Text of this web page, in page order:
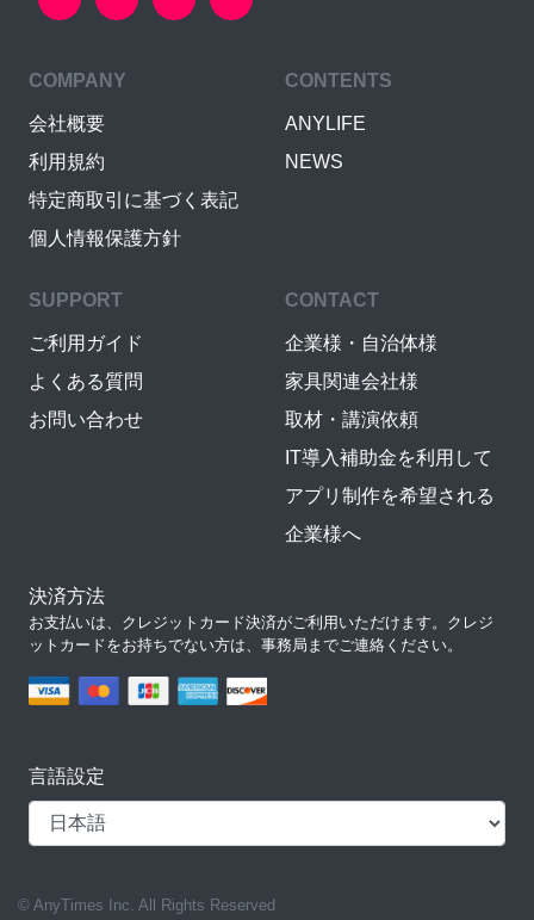
COMPANY
会社概要
利用規約
特定商取引に基づく表記
個人情報保護方針
CONTENTS
ANYLIFE
NEWS
SUPPORT
ご利用ガイド
よくある質問
お問い合わせ
CONTACT
企業様・自治体様
家具関連会社様
取材・講演依頼
IT導入補助金を利用して
アプリ制作を希望される
企業様へ
決済方法
お支払いは、クレジットカード決済がご利用いただけます。クレジ
ットカードをお持ちでない方は、事務局までご連絡ください。
言語設定
© AnyTimes Inc. All Rights Reserved